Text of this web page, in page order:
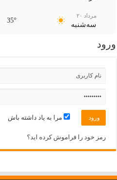
مرداد ۲۰
سه‌شنبه 35°
مرداد ۲۲
پنجشنبه
مرداد ۲۳
مرداد ۲۴
شنبه
ورود
مرا به یاد داشته باش
رمز خود را فراموش کرده اید؟